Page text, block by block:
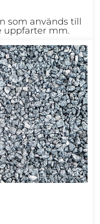
som används till
uppfarter mm.